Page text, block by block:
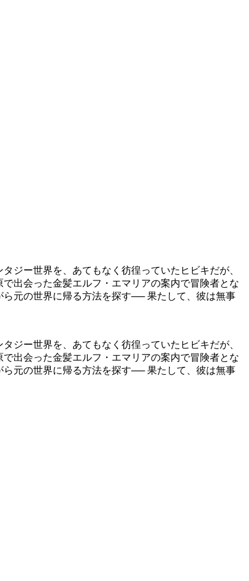
ジー世界を、あてもなく彷徨っていたヒビキだが、
出会った金髪エルフ・エマリアの案内で冒険者とな
元の世界に帰る方法を探す── 果たして、彼は無事
ジー世界を、あてもなく彷徨っていたヒビキだが、
出会った金髪エルフ・エマリアの案内で冒険者とな
元の世界に帰る方法を探す── 果たして、彼は無事